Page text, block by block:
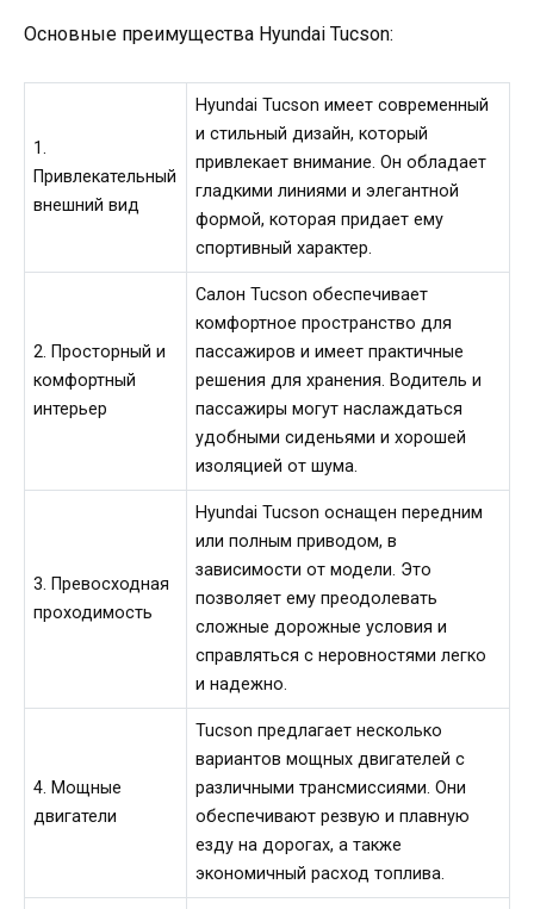
Основные преимущества Hyundai Tucson:
1.
Привлекательный
внешний вид
Hyundai Tucson имеет современный
и стильный дизайн, который
привлекает внимание. Он обладает
гладкими линиями и элегантной
формой, которая придает ему
спортивный характер.
2. Просторный и
комфортный
интерьер
Салон Tucson обеспечивает
комфортное пространство для
пассажиров и имеет практичные
решения для хранения. Водитель и
пассажиры могут наслаждаться
удобными сиденьями и хорошей
изоляцией от шума.
3. Превосходная
проходимость
Hyundai Tucson оснащен передним
или полным приводом, в
зависимости от модели. Это
позволяет ему преодолевать
сложные дорожные условия и
справляться с неровностями легко
и надежно.
4. Мощные
двигатели
Tucson предлагает несколько
вариантов мощных двигателей с
различными трансмиссиями. Они
обеспечивают резвую и плавную
езду на дорогах, а также
экономичный расход топлива.